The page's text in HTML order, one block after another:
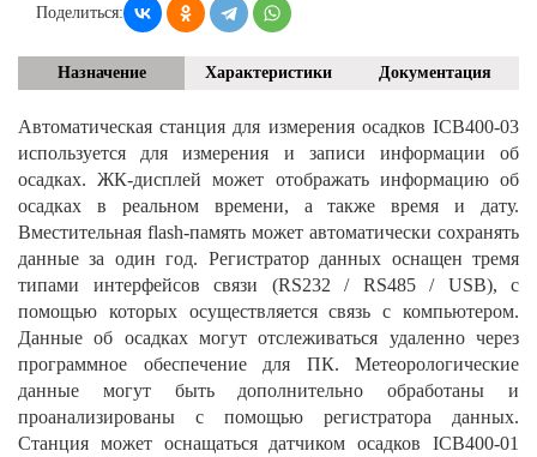
Поделиться:
Назначение Характеристики Документация
Автоматическая станция для измерения осадков ICB400-03
используется для измерения и записи информации об
осадках. ЖК-дисплей может отображать информацию об
осадках в реальном времени, а также время и дату.
Вместительная flash-память может автоматически сохранять
данные за один год. Регистратор данных оснащен тремя
типами интерфейсов связи (RS232 / RS485 / USB), с
помощью которых осуществляется связь с компьютером.
Данные об осадках могут отслеживаться удаленно через
программное обеспечение для ПК. Метеорологические
данные могут быть дополнительно обработаны и
проанализированы с помощью регистратора данных.
Станция может оснащаться датчиком осадков ICB400-01